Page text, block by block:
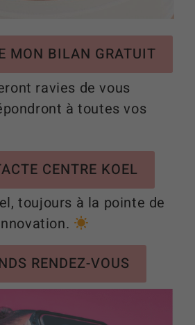
MON BILAN GRATUIT
ravies de vous
à toutes vos
CENTRE KOEL
toujours à la pointe de
RENDEZ-VOUS